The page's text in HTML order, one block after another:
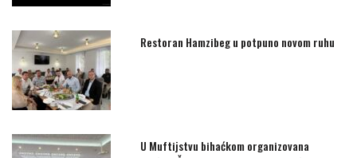
Restoran Hamzibeg u potpuno novom ruhu
U Muftijstvu bihaćkom organizovana